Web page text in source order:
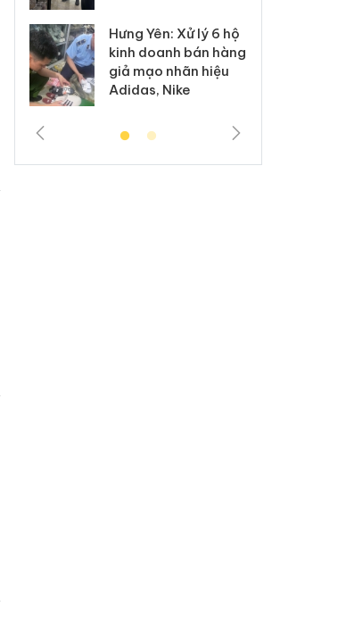
Hưng Yên: Xử lý 6 hộ
kinh doanh bán hàng
giả mạo nhãn hiệu
Adidas, Nike